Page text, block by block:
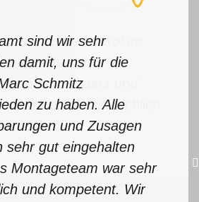
sind wir sehr
damit, uns für die
Schmitz
zu haben. Alle
und Zusagen
sehr gut eingehalten
Montageteam war sehr
und kompetent. Wir
einmal absolute
heute vom
herrn baarz und
netten und fachlich